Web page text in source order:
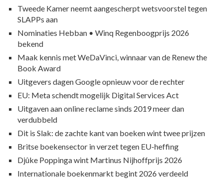
Tweede Kamer neemt aangescherpt wetsvoorstel tegen
SLAPPs aan
Nominaties Hebban • Winq Regenboogprijs 2026
bekend
Maak kennis met WeDaVinci, winnaar van de Renew the
Book Award
Uitgevers dagen Google opnieuw voor de rechter
EU: Meta schendt mogelijk Digital Services Act
Uitgaven aan online reclame sinds 2019 meer dan
verdubbeld
Dit is Slak: de zachte kant van boeken wint twee prijzen
Britse boekensector in verzet tegen EU-heffing
Djûke Poppinga wint Martinus Nijhoffprijs 2026
Internationale boekenmarkt begint 2026 verdeeld